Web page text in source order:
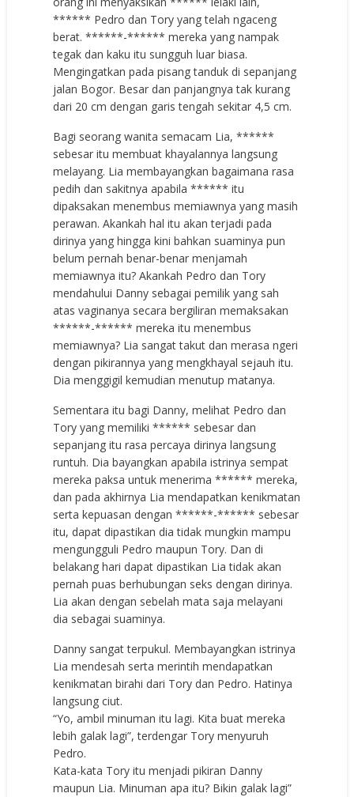
****** Pedro dan Tory yang telah ngaceng
berat. ******-****** mereka yang nampak
tegak dan kaku itu sungguh luar biasa.
Mengingatkan pada pisang tanduk di sepanjang
jalan Bogor. Besar dan panjangnya tak kurang
dari 20 cm dengan garis tengah sekitar 4,5 cm.
Bagi seorang wanita semacam Lia, ******
sebesar itu membuat khayalannya langsung
melayang. Lia membayangkan bagaimana rasa
pedih dan sakitnya apabila ****** itu
dipaksakan menembus memiawnya yang masih
perawan. Akankah hal itu akan terjadi pada
dirinya yang hingga kini bahkan suaminya pun
belum pernah benar-benar menjamah
memiawnya itu? Akankah Pedro dan Tory
mendahului Danny sebagai pemilik yang sah
atas vaginanya secara bergiliran memaksakan
******-****** mereka itu menembus
memiawnya? Lia sangat takut dan merasa ngeri
dengan pikirannya yang mengkhayal sejauh itu.
Dia menggigil kemudian menutup matanya.
Sementara itu bagi Danny, melihat Pedro dan
Tory yang memiliki ****** sebesar dan
sepanjang itu rasa percaya dirinya langsung
runtuh. Dia bayangkan apabila istrinya sempat
mereka paksa untuk menerima ****** mereka,
dan pada akhirnya Lia mendapatkan kenikmatan
serta kepuasan dengan ******-****** sebesar
itu, dapat dipastikan dia tidak mungkin mampu
mengungguli Pedro maupun Tory. Dan di
belakang hari dapat dipastikan Lia tidak akan
pernah puas berhubungan seks dengan dirinya.
Lia akan dengan sebelah mata saja melayani
dia sebagai suaminya.
Danny sangat terpukul. Membayangkan istrinya
Lia mendesah serta merintih mendapatkan
kenikmatan birahi dari Tory dan Pedro. Hatinya
langsung ciut.
“Yo, ambil minuman itu lagi. Kita buat mereka
lebih galak lagi”, terdengar Tory menyuruh
Pedro.
Kata-kata Tory itu menjadi pikiran Danny
maupun Lia. Minuman apa itu? Bikin galak lagi”